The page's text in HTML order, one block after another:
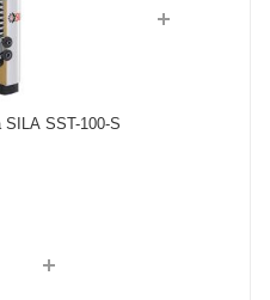
SILA SST-100-S